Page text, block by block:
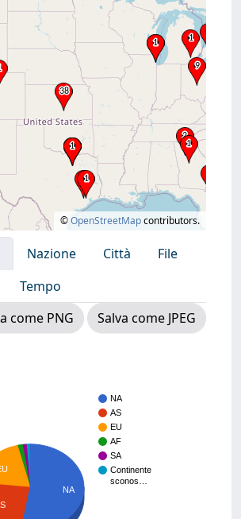
©OpenStreetMapcontributors.
Nazione Città
File
Tempo
come PNG
Salva come JPEG
NA
AS
EU
AF
SA
Continente
sconos…
NA